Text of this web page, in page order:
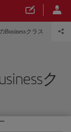
Businessクラス
ク